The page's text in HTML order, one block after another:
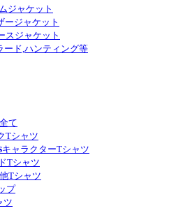
ジャケット
ージャケット
スジャケット
ード,ハンティング等
て
Tシャツ
キャラクターTシャツ
Tシャツ
Tシャツ
プ
ツ